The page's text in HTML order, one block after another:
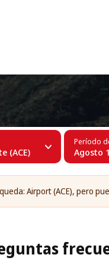
(ACE)
Período
Agosto
Airport (ACE), pero